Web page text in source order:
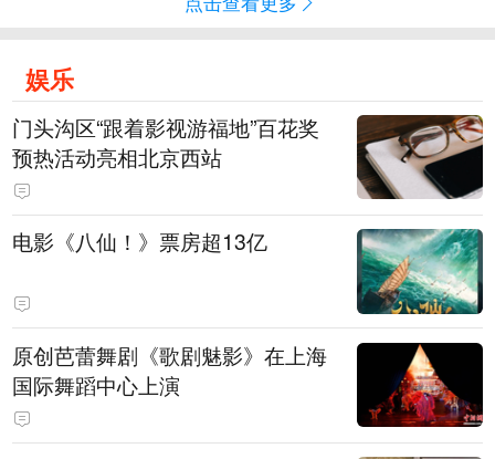
娱乐
门头沟区“跟着影视游福地”百花奖
预热活动亮相北京西站
电影《八仙！》票房超13亿
原创芭蕾舞剧《歌剧魅影》在上海
国际舞蹈中心上演